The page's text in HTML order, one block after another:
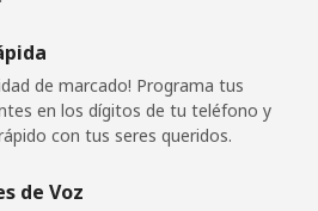
17 min por
⁦€10⁩
de marcado! Programa tus
en los dígitos de tu teléfono y
con tus seres queridos.
de Voz